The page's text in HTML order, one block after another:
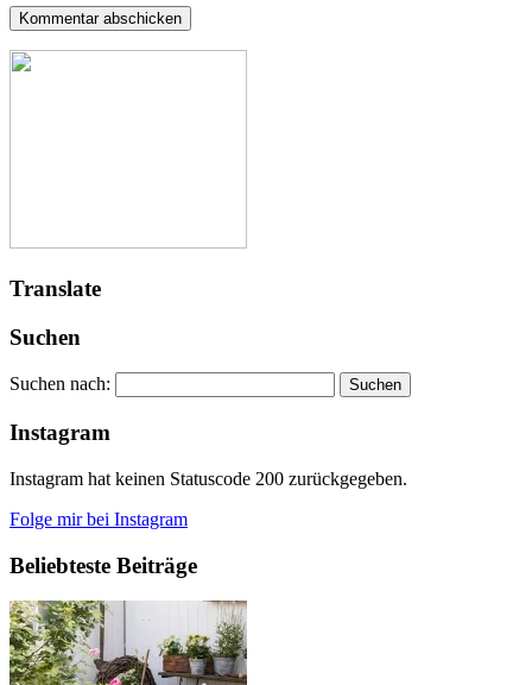
Translate
Suchen
Suchen nach:
Instagram
Instagram hat keinen Statuscode 200 zurückgegeben.
Folge mir bei Instagram
Beliebteste Beiträge